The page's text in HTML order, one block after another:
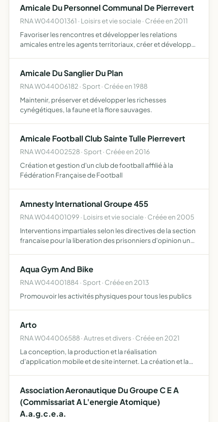
POURRAIENT SURVENIR
Amicale Du Personnel Communal De Pierrevert
RNA W044001361 · Loisirs et vie sociale · Créée en 2011
Favoriser les rencontres et développer les relations
amicales entre les agents territoriaux, créer et développer
Amicale Du Sanglier Du Plan
RNA W044006182 · Sport · Créée en 1988
Maintenir, préserver et développer les richesses
cynégétiques, la faune et la flore sauvages.
Amicale Football Club Sainte Tulle Pierrevert
RNA W044002528 · Sport · Créée en 2016
Création et gestion d'un club de football affilié à la
Fédération Française de Football
Amnesty International Groupe 455
RNA W044001099 · Loisirs et vie sociale · Créée en 2005
Interventions impartiales selon les directives de la section
francaise pour la liberation des prisonniers d'opinion un
Aqua Gym And Bike
RNA W044001884 · Sport · Créée en 2013
Promouvoir les activités physiques pour tous les publics
Arto
RNA W044006588 · Autres et divers · Créée en 2021
La conception, la production et la réalisation
d'application mobile et de site internet. La création et la
Association Aeronautique Du Groupe C E A
(Commissariat A L'energie Atomique)
A.a.g.c.e.a.